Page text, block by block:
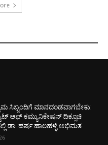
ಸಿಬ್ಬಂದಿಗೆ ಮಾನದಂಡವಾಗಬೇಕು:
ಆಫ್ ಕಮ್ಯುನಿಕೇಷನ್ ದಿಕ್ಸೂಚಿ
ಡಾ. ಹರ್ಷ ಹಾಲಹಳ್ಳಿ ಅಭಿಮತ